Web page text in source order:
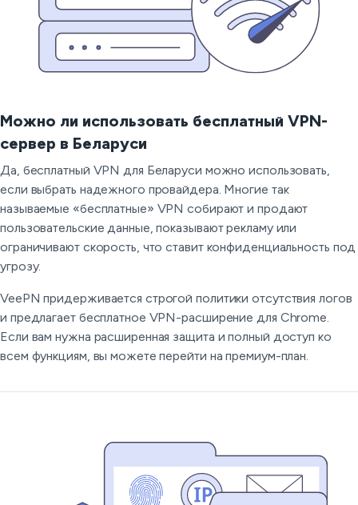
Можно ли использовать бесплатный VPN-
сервер в Беларуси
Да, бесплатный VPN для Беларуси можно использовать,
если выбрать надежного провайдера. Многие так
называемые «бесплатные» VPN собирают и продают
пользовательские данные, показывают рекламу или
ограничивают скорость, что ставит конфиденциальность под
угрозу.
VeePN придерживается строгой политики отсутствия логов
и предлагает бесплатное VPN-расширение для Chrome.
Если вам нужна расширенная защита и полный доступ ко
всем функциям, вы можете перейти на премиум-план.